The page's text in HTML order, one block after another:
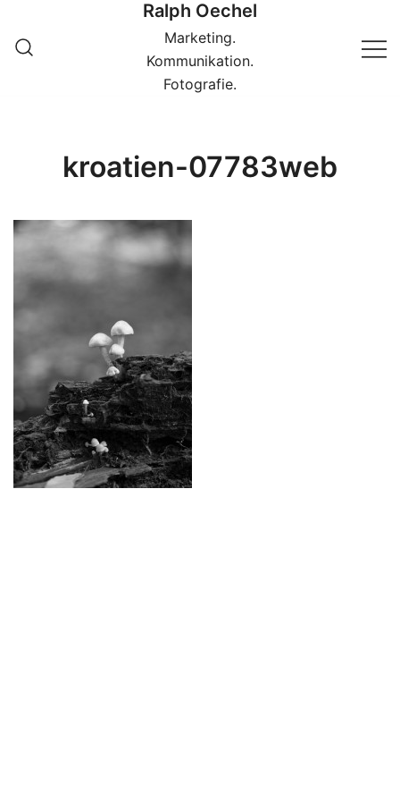
zum
Inhalt
Ralph Oechel
Marketing.
Kommunikation.
Fotografie.
kroatien-07783web